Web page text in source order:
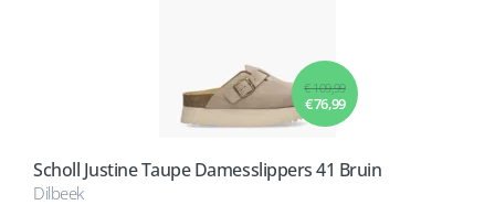
€ 109,99
€ 76,99
Scholl Justine Taupe Damesslippers 41 Bruin
Dilbeek